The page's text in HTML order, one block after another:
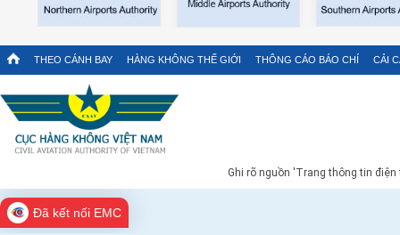
THEO CÁNH BAY HÀNG KHÔNG THẾ GIỚI THÔNG CÁO BÁO CHÍ CẢI
Ghi rõ nguồn 'Trang thông tin
Đã kết nối EMC